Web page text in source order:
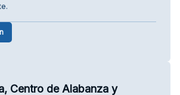
Centro de Alabanza y